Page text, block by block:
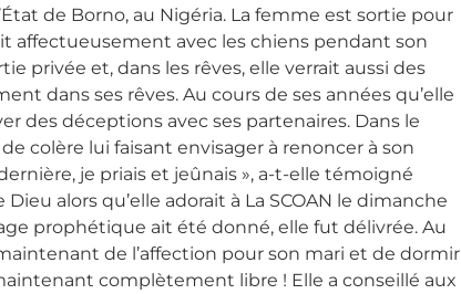
de Borno, au Nigéria. La femme est sortie pour
affectueusement avec les chiens pendant son
privée et, dans les rêves, elle verrait aussi des
dans ses rêves. Au cours de ses années qu’elle
des déceptions avec ses partenaires. Dans le
colère lui faisant envisager à renoncer à son
je priais et jeûnais », a-t-elle témoigné
alors qu’elle adorait à La SCOAN le dimanche
prophétique ait été donné, elle fut délivrée. Au
de l’affection pour son mari et de dormir
complètement libre ! Elle a conseillé aux